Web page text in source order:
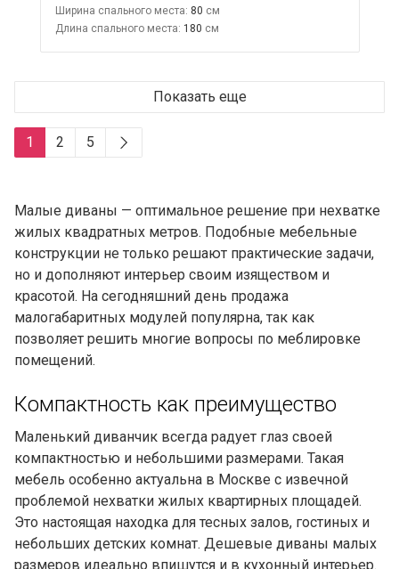
Ширина спального места: 80
Длина спального места: 180
Показать еще
1 2 5
Малые диваны — оптимальное решение при нехватке
жилых квадратных метров. Подобные мебельные
конструкции не только решают практические задачи,
но и дополняют интерьер своим изяществом и
красотой. На сегодняшний день продажа
малогабаритных модулей популярна, так как
позволяет решить многие вопросы по меблировке
помещений.
Компактность как преимущество
Маленький диванчик всегда радует глаз своей
компактностью и небольшими размерами. Такая
мебель особенно актуальна в Москве с извечной
проблемой нехватки жилых квартирных площадей.
Это настоящая находка для тесных залов, гостиных и
небольших детских комнат. Дешевые диваны малых
размеров идеально впишутся и в кухонный интерьер.